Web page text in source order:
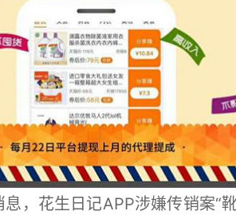
花生日记APP涉嫌传销案“